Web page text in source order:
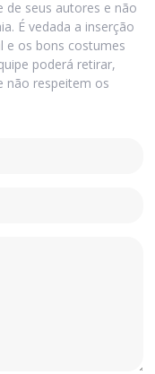
de seus autores e não
É vedada a inserção
e os bons costumes
poderá retirar,
não respeitem os